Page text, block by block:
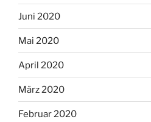
Juni 2020
Mai 2020
April 2020
März 2020
Februar 2020